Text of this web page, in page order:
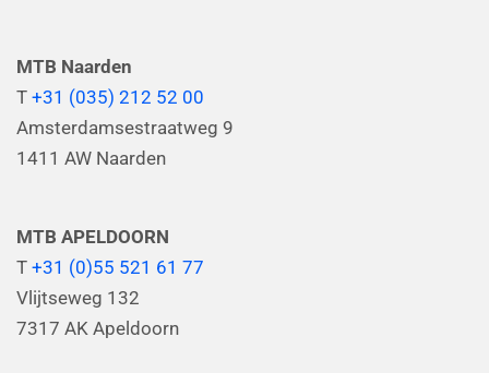
MTB Naarden
T +31 (035) 212 52 00
Amsterdamsestraatweg 9
1411 AW Naarden
MTB APELDOORN
T +31 (0)55 521 61 77
Vlijtseweg 132
7317 AK Apeldoorn